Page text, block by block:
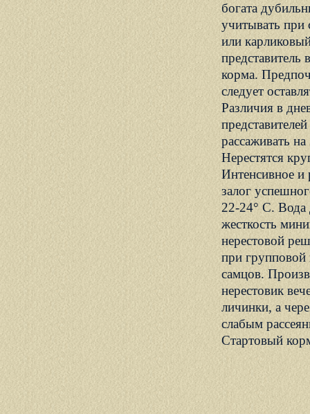
богата
учитывать при
или
корма.
следует
Различия в
рассаживать
Нерестятся
Интенсивное и
залог
22-24° С. Вода
жесткость
нерестовой
при групповой
самцов.
нерестовик
личинки, а
слабым
Стартовый